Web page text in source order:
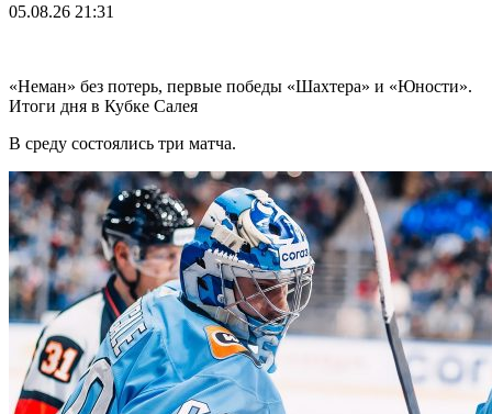
05.08.26 21:31
«Неман» без потерь, первые победы «Шахтера» и «Юности».
Итоги дня в Кубке Салея
В среду состоялись три матча.